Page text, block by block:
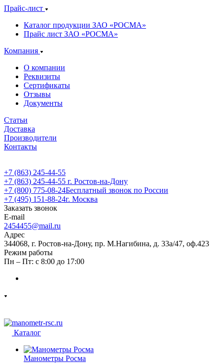
Прайс-лист
Каталог продукции ЗАО «РОСМА»
Прайс лист ЗАО «РОСМА»
Компания
О компании
Реквизиты
Сертификаты
Отзывы
Документы
Статьи
Доставка
Производители
Контакты
+7 (863) 245-44-55
+7 (863) 245-44-55 г. Ростов-на-Дону
+7 (800) 775-08-24Бесплатный звонок по России
+7 (495) 151-88-24г. Москва
Заказать звонок
E-mail
2454455@mail.ru
Адрес
344068, г. Ростов-на-Дону, пр. М.Нагибина, д. 33а/47, оф.423
Режим работы
Пн – Пт: с 8:00 до 17:00
Каталог
Манометры Росма